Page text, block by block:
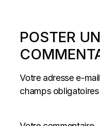
POSTER UN
Votre adresse e-
champs